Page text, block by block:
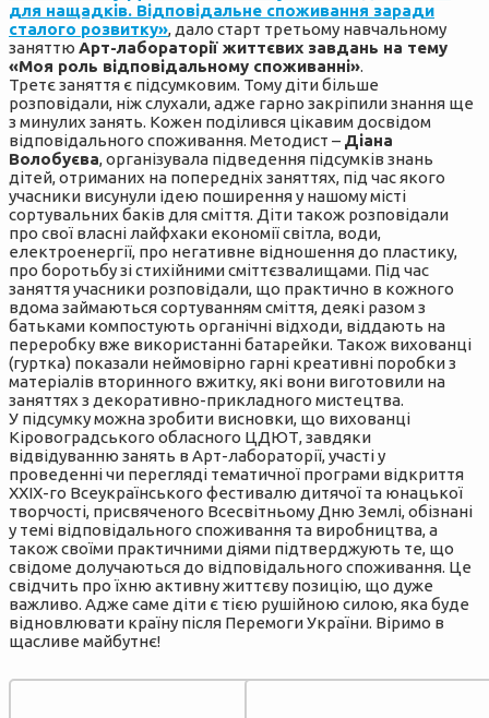
для нащадків. Відповідальне споживання заради
сталого розвитку», дало старт третьому навчальному
заняттю Арт-лабораторії життєвих завдань на тему
«Моя роль відповідальному споживанні».
Третє заняття є підсумковим. Тому діти більше
розповідали, ніж слухали, адже гарно закріпили знання ще
з минулих занять. Кожен поділився цікавим досвідом
відповідального споживання. Методист – Діана
Волобуєва, організувала підведення підсумків знань
дітей, отриманих на попередніх заняттях, під час якого
учасники висунули ідею поширення у нашому місті
сортувальних баків для сміття. Діти також розповідали
про свої власні лайфхаки економії світла, води,
електроенергії, про негативне відношення до пластику,
про боротьбу зі стихійними сміттєзвалищами. Під час
заняття учасники розповідали, що практично в кожного
вдома займаються сортуванням сміття, деякі разом з
батьками компостують органічні відходи, віддають на
переробку вже використанні батарейки. Також вихованці
(гуртка) показали неймовірно гарні креативні поробки з
матеріалів вторинного вжитку, які вони виготовили на
заняттях з декоративно-прикладного мистецтва.
У підсумку можна зробити висновки, що вихованці
Кіровоградського обласного ЦДЮТ, завдяки
відвідуванню занять в Арт-лабораторії, участі у
проведенні чи перегляді тематичної програми відкриття
ХХІХ-го Всеукраїнського фестивалю дитячої та юнацької
творчості, присвяченого Всесвітньому Дню Землі, обізнані
у темі відповідального споживання та виробництва, а
також своїми практичними діями підтверджують те, що
свідоме долучаються до відповідального споживання. Це
свідчить про їхню активну життєву позицію, що дуже
важливо. Адже саме діти є тією рушійною силою, яка буде
відновлювати країну після Перемоги України. Віримо в
щасливе майбутнє!